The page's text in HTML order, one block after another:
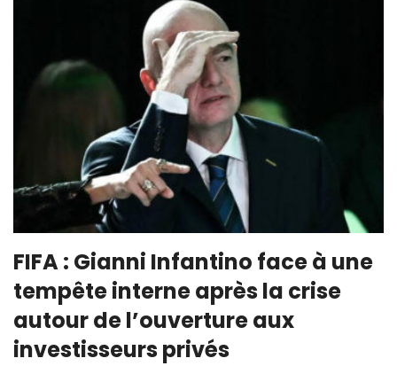
FIFA : Gianni Infantino face à une
tempête interne après la crise
autour de l’ouverture aux
investisseurs privés